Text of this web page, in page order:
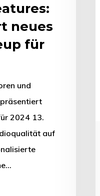
oder ESC zum Schließen.
neues
für
und
2024 13.
auf